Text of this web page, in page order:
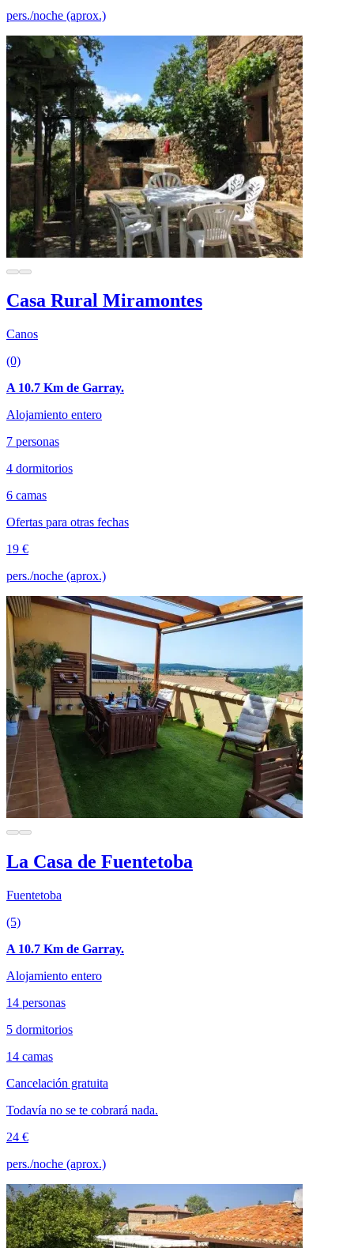
pers./noche (aprox.)
Casa Rural Miramontes
Canos
(0)
A 10.7 Km de Garray.
Alojamiento entero
7 personas
4 dormitorios
6 camas
Ofertas para otras fechas
19 €
pers./noche (aprox.)
La Casa de Fuentetoba
Fuentetoba
(5)
A 10.7 Km de Garray.
Alojamiento entero
14 personas
5 dormitorios
14 camas
Cancelación gratuita
Todavía no se te cobrará nada.
24 €
pers./noche (aprox.)